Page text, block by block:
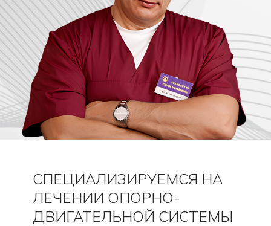
СПЕЦИАЛИЗИРУЕМСЯ НА
ЛЕЧЕНИИ ОПОРНО-
ДВИГАТЕЛЬНОЙ СИСТЕМЫ